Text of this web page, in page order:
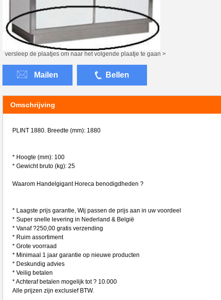
versleep de plaatjes om naar het volgende plaatje te gaan >
Mailen Bellen
Omschrijving
PLINT 1880. Breedte (mm): 1880
* Hoogte (mm): 100
* Gewicht bruto (kg): 25
Waarom Handelgigant Horeca benodigdheden ?
* Laagste prijs garantie, Wij passen de prijs aan in uw voordeel
* Super snelle levering in Nederland & België
* Vanaf ?250,00 gratis verzending
* Ruim assortiment
* Grote voorraad
* Minimaal 1 jaar garantie op nieuwe producten
* Deskundig advies
* Veilig betalen
* Achteraf betalen mogelijk tot ? 10.000
Alle prijzen zijn exclusief BTW.